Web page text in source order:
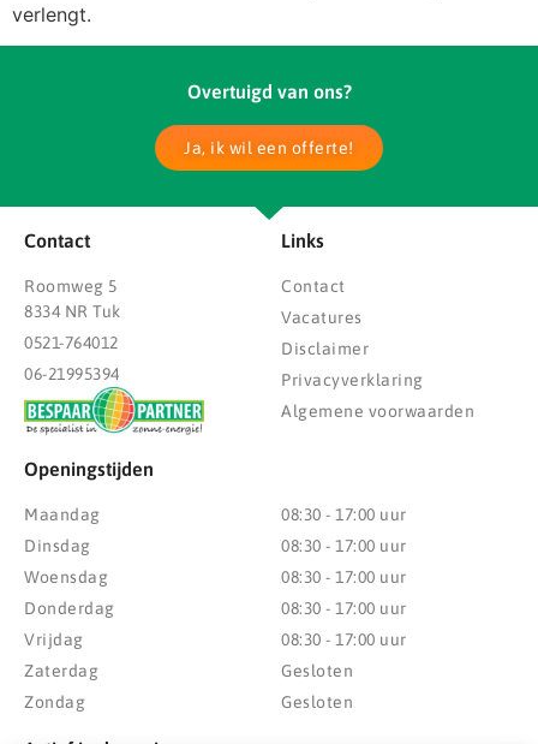
verlengt.
Overtuigd van ons?
Ja, ik wil een offerte!
Contact
Roomweg 5
8334 NR Tuk
0521-764012
06-21995394
Links
Contact
Vacatures
Disclaimer
Privacyverklaring
Algemene voorwaarden
Openingstijden
Maandag
Dinsdag
Woensdag
Donderdag
Vrijdag
Zaterdag
Zondag
08:30 - 17:00 uur
08:30 - 17:00 uur
08:30 - 17:00 uur
08:30 - 17:00 uur
08:30 - 17:00 uur
Gesloten
Gesloten